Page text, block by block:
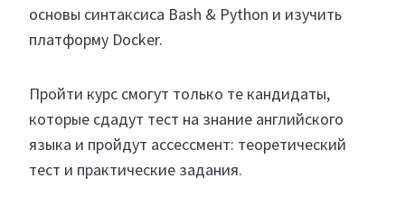
основы синтаксиса Bash & Python и изучить
платформу Docker.
Пройти курс смогут только те кандидаты,
которые сдадут тест на знание английского
языка и пройдут ассессмент: теоретический
тест и практические задания.